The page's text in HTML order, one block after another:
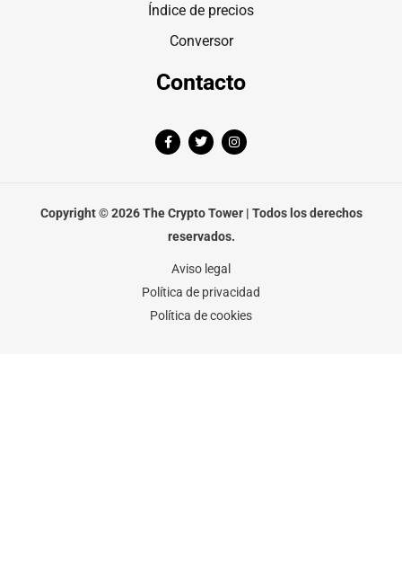
Índice de precios
Conversor
Contacto
F
a
o
-
T
w
r
I
n
r
m
Copyright © 2026 The Crypto Tower | Todos los derechos
reservados.
Aviso legal
Política de privacidad
Política de cookies